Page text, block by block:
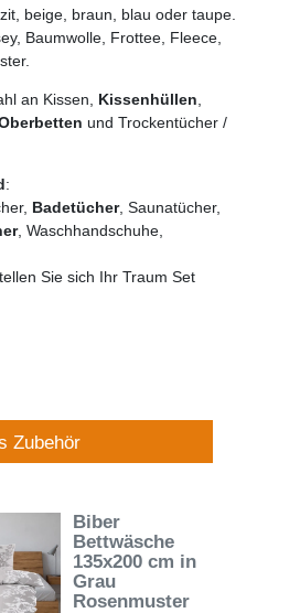
beige, braun, blau oder taupe.
Baumwolle, Frottee, Fleece,
an Kissen, Kissenhüllen
und Trockentücher /
:
Badetücher, Saunatücher,
, Waschhandschuhe,
Sie sich Ihr Traum Set
Zubehör
Biber
Bettwäsche
135x200 cm in
Grau
Rosenmuster